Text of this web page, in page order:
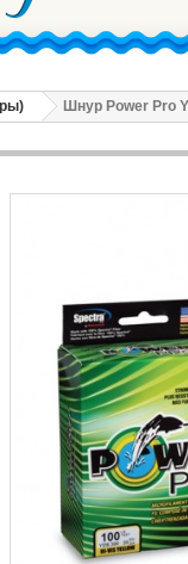
Шнур Power Pro